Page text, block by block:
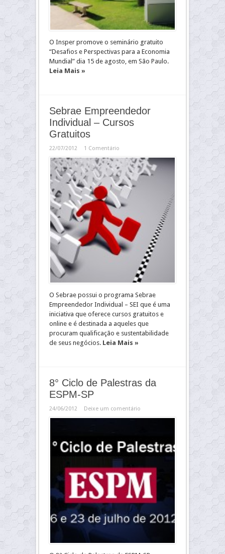
O Insper promove o seminário gratuito
“Desafios e Perspectivas para a Economia
Mundial” dia 15 de agosto, em São Paulo.
Leia Mais »
Sebrae Empreendedor
Individual – Cursos
Gratuitos
22/07/2012 1 Comentário
O Sebrae possui o programa Sebrae
Empreendedor Individual – SEI que é uma
iniciativa que oferece cursos gratuitos e
online e é destinada a aqueles que
procuram qualificação e sustentabilidade
de seus negócios. Leia Mais »
8° Ciclo de Palestras da
ESPM-SP
24/06/2012 Deixe um comentário